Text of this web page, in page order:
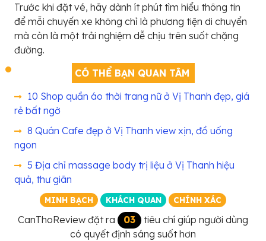
Trước khi đặt vé, hãy dành ít phút tìm hiểu thông tin
để mỗi chuyến xe không chỉ là phương tiện di chuyển
mà còn là một trải nghiệm dễ chịu trên suốt chặng
đường.
CÓ THỂ BẠN QUAN TÂM
10 Shop quần áo thời trang nữ ở Vị Thanh đẹp, giá
rẻ bất ngờ
8 Quán Cafe đẹp ở Vị Thanh view xịn, đồ uống
ngon
5 Địa chỉ massage body trị liệu ở Vị Thanh hiệu
quả, thư giãn
MINH BẠCH KHÁCH QUAN CHÍNH XÁC
CanThoReview đặt ra 03 tiêu chí giúp người dùng
có quyết định sáng suốt hơn